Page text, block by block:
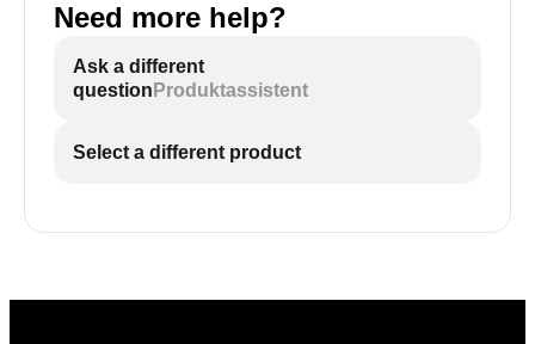
Need more help?
Ask a different
question Produktassistent
Select a different product